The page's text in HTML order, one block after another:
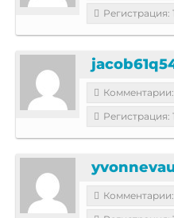
Регистрация:
Регистрация: